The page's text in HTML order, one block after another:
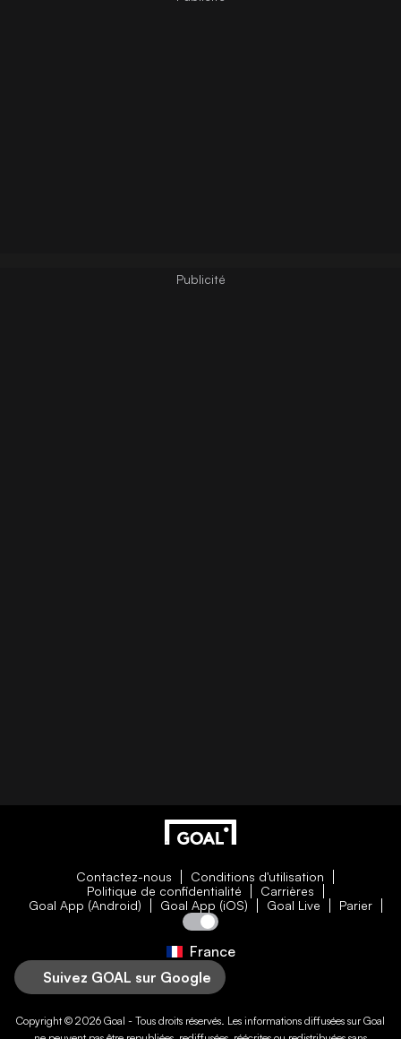
Contactez-nous
Conditions d'utilisation
Politique de confidentialité
Carrières
Goal App (Android)
Goal App (iOS) Goal Live Parier
France
Suivez GOAL sur Google
Copyright © 2026 Goal - Tous droits réservés. Les informations diffusées surGoal